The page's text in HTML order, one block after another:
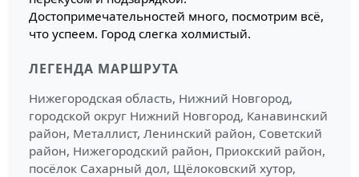
Достопримечательностей много, посмотрим всё,
что успеем. Город слегка холмистый.
ЛЕГЕНДА МАРШРУТА
Нижегородская область, Нижний Новгород,
городской округ Нижний Новгород, Канавинский
район, Металлист, Ленинский район, Советский
район, Нижегородский район, Приокский район,
посёлок Сахарный дол, Щёлоковский хутор,